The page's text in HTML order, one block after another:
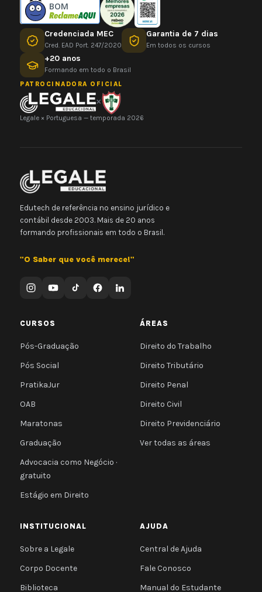
BOM
Credenciada MEC
Cred. EAD Port. 247/2020
Garantia de 7 dias
Em todos os cursos
+20 anos
Formando em todo o Brasil
PATROCINADORA OFICIAL
×
Legale × Portuguesa — temporada 2026
Edutech de referência no ensino jurídico e
contábil desde 2003. Mais de 20 anos
formando profissionais em todo o Brasil.
"O Saber que você merece!"
CURSOS
Pós-Graduação
Pós Social
PratikaJur
OAB
Maratonas
Graduação
Advocacia como Negócio ·
gratuito
Estágio em Direito
ÁREAS
Direito do Trabalho
Direito Tributário
Direito Penal
Direito Civil
Direito Previdenciário
Ver todas as áreas
INSTITUCIONAL
Sobre a Legale
Corpo Docente
Biblioteca
AJUDA
Central de Ajuda
Fale Conosco
Manual do Estudante